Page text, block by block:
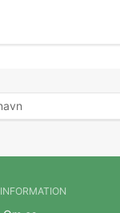
INFORMATION